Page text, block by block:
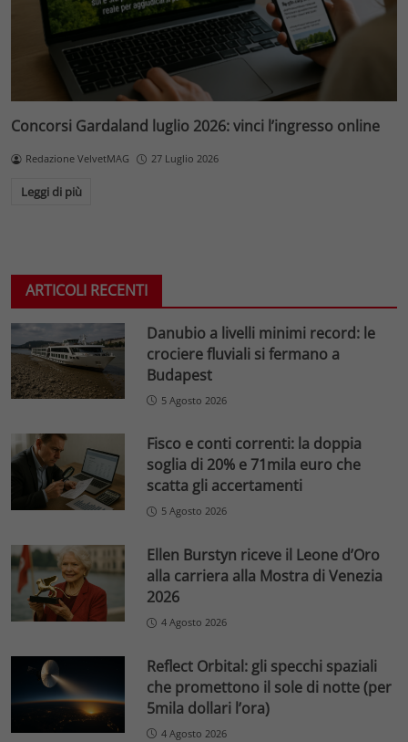
Concorsi Gardaland luglio 2026: vinci l’ingresso online
Redazione VelvetMAG 27 Luglio 2026
Leggi di più
ARTICOLI RECENTI
Danubio a livelli minimi record: le
crociere fluviali si fermano a
Budapest
5 Agosto 2026
Fisco e conti correnti: la doppia
soglia di 20% e 71mila euro che
scatta gli accertamenti
5 Agosto 2026
Ellen Burstyn riceve il Leone d’Oro
alla carriera alla Mostra di Venezia
2026
4 Agosto 2026
Reflect Orbital: gli specchi spaziali
che promettono il sole di notte (per
5mila dollari l’ora)
4 Agosto 2026